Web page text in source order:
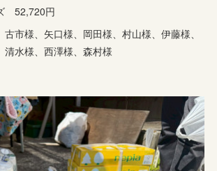
52,720円
市様、矢口様、岡田様、村山様、伊藤様、
清水様、西澤様、森村様